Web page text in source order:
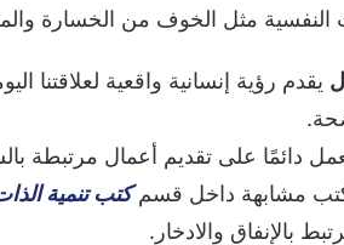
النفسية مثل الخوف من الخسارة
يقدم رؤية إنسانية واقعية لعلاقتنا
دائمًا على تقديم أعمال مرتبطة
مشابهة داخل قسمكتب تنمية
بالإنفاق والادخار.